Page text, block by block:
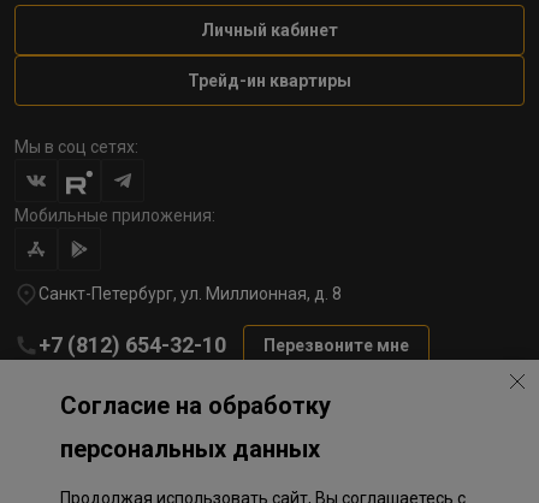
Личный кабинет
Трейд-ин квартиры
Мы в соц сетях:
Мобильные приложения:
Санкт-Петербург, ул. Миллионная, д. 8
+7 (812) 654-32-10 Перезвоните мне
Политика обработки персональных данных
Согласие на обработку
персональных данных
Продолжая использовать сайт, Вы соглашаетесь с